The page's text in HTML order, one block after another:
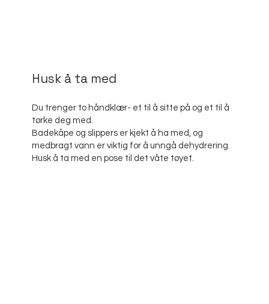
Husk å ta med
Du trenger to håndklær- et til å sitte på og et til å
tørke deg med.
Badekåpe og slippers er kjekt å ha med, og
medbragt vann er viktig for å unngå dehydrering.
Husk å ta med en pose til det våte tøyet.